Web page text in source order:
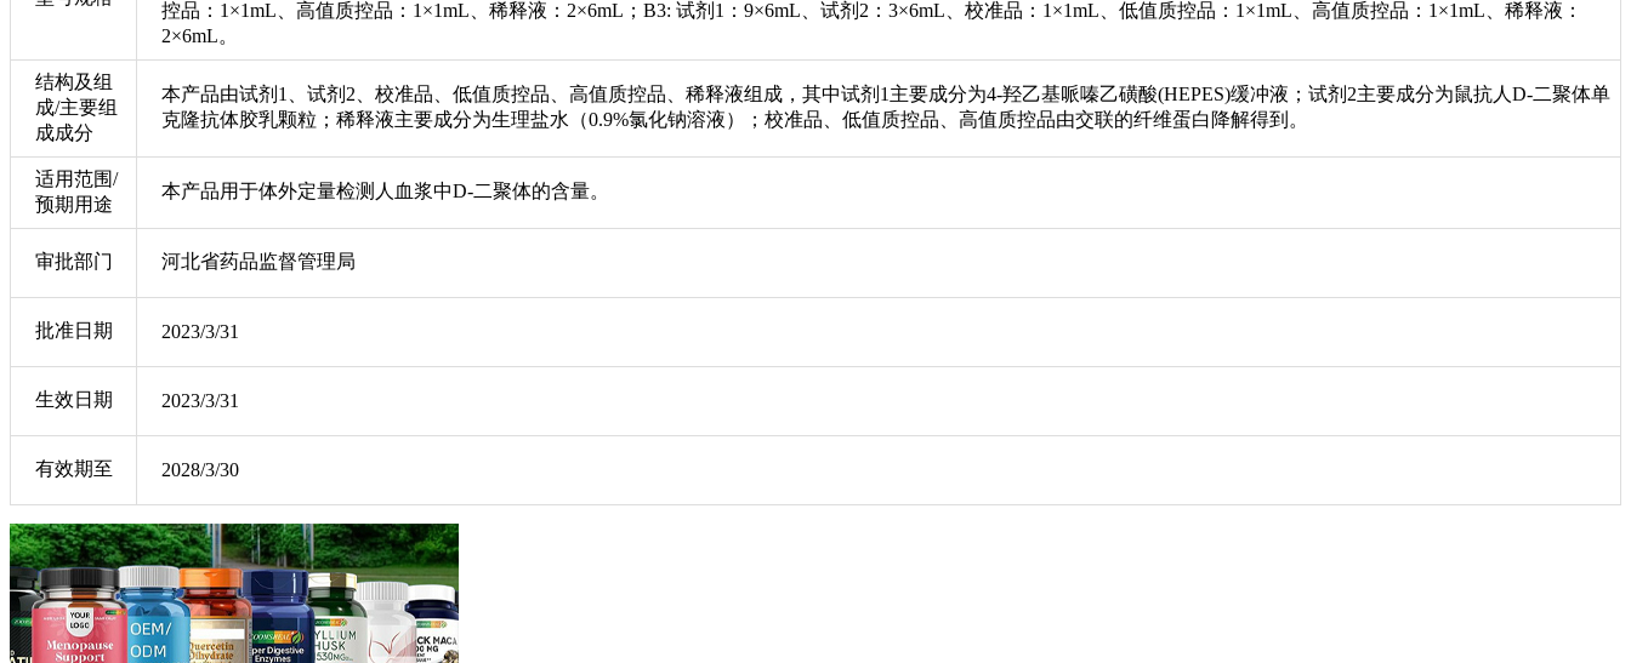
控品：1×1mL、高值质控品：1×1mL、稀释液：2×6mL；B3: 试剂1：9×6mL、试剂2：3×6mL、校准品：1×1mL、低值质控品：1×1mL、高值质控品：1×1mL、稀释液：
2×6mL。
结构及组
成/主要组
成成分
本产品由试剂1、试剂2、校准品、低值质控品、高值质控品、稀释液组成，其中试剂1主要成分为4-羟乙基哌嗪乙磺酸(HEPES)缓冲液；试剂2主要成分为鼠抗人D-二聚体单
克隆抗体胶乳颗粒；稀释液主要成分为生理盐水（0.9%氯化钠溶液）；校准品、低值质控品、高值质控品由交联的纤维蛋白降解得到。
适用范围/
预期用途
本产品用于体外定量检测人血浆中D-二聚体的含量。
审批部门 河北省药品监督管理局
批准日期 2023/3/31
生效日期 2023/3/31
有效期至 2028/3/30